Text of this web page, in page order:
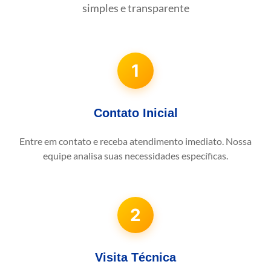
simples e transparente
1
Contato Inicial
Entre em contato e receba atendimento imediato. Nossa
equipe analisa suas necessidades específicas.
2
Visita Técnica